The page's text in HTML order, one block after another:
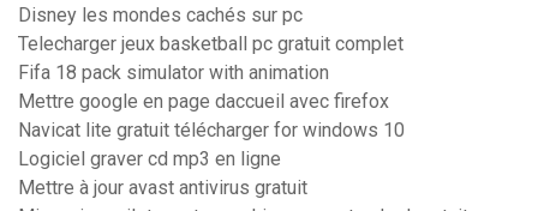
Disney les mondes cachés sur pc
Telecharger jeux basketball pc gratuit complet
Fifa 18 pack simulator with animation
Mettre google en page daccueil avec firefox
Navicat lite gratuit télécharger for windows 10
Logiciel graver cd mp3 en ligne
Mettre à jour avast antivirus gratuit